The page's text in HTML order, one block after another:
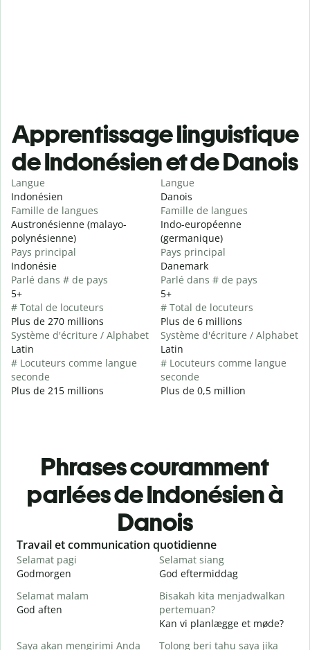
Apprentissage linguistique
de Indonésien et de Danois
Langue
Indonésien
Famille de langues
Austronésienne (malayo-
polynésienne)
Pays principal
Indonésie
Parlé dans # de pays
5+
# Total de locuteurs
Plus de 270 millions
Système d'écriture / Alphabet
Latin
# Locuteurs comme langue
seconde
Plus de 215 millions
Langue
Danois
Famille de langues
Indo-européenne
(germanique)
Pays principal
Danemark
Parlé dans # de pays
5+
# Total de locuteurs
Plus de 6 millions
Système d'écriture / Alphabet
Latin
# Locuteurs comme langue
seconde
Plus de 0,5 million
Phrases couramment
parlées de Indonésien à
Danois
Slide 1 of 6
Travail et communication quotidienne
Selamat pagi
Godmorgen
Selamat siang
God eftermiddag
Selamat malam
God aften
Bisakah kita menjadwalkan
pertemuan?
Kan vi planlægge et møde?
Saya akan mengirimi Anda
Tolong beri tahu saya jika